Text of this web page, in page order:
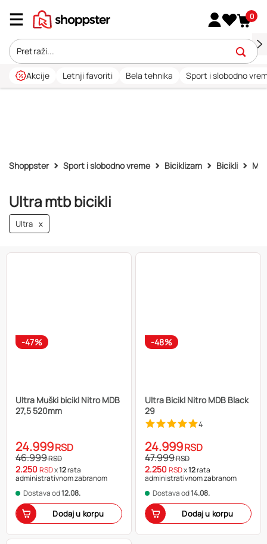
0
Akcije Letnji favoriti Bela tehnika Sport i slobodno
Shoppster Sport i slobodno vreme Biciklizam Bicikli
Ultra mtb bicikli
Ultra x
-47%
Ultra Muški bicikl Nitro MDB
27,5 520mm
24.999RSD
46.999RSD
2.250RSDx12rata
administrativnom zabranom
Dostava od12.08.
Dodaj u korpu
-48%
Ultra Bicikl Nitro MDB Black
29
4
24.999RSD
47.999RSD
2.250RSDx12rata
administrativnom zabranom
Dostava od14.08.
Dodaj u korpu